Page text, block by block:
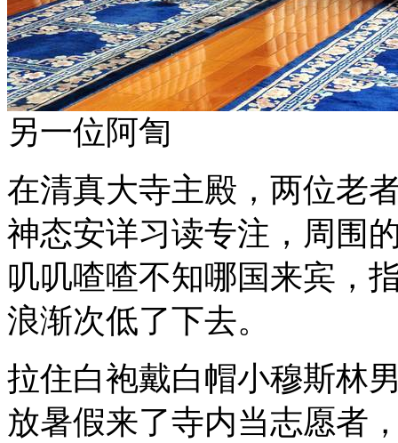
另一位阿訇
在清真大寺主殿，两位老
神态安详习读专注，周围
叽叽喳喳不知哪国来宾，
浪渐次低了下去。
拉住白袍戴白帽小穆斯林
放暑假来了寺内当志愿者